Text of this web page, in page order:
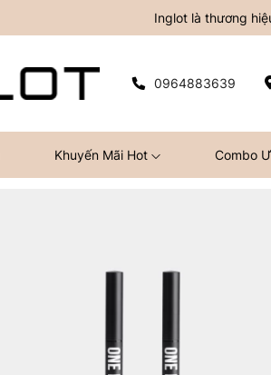
Inglot là thương
0964883639
Khuyến Mãi Hot Combo